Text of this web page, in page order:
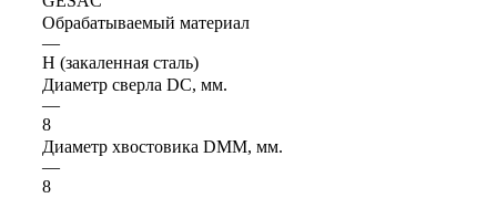
Обрабатываемый материал
—
H (закаленная сталь)
Диаметр сверла DC, мм.
—
8
Диаметр хвостовика DMM, мм.
—
8